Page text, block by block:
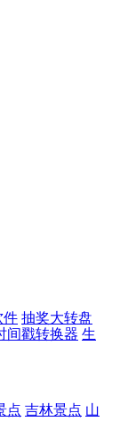
件 抽奖大转盘
间戳转换器 生
点 吉林景点 山